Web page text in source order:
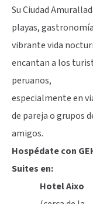
Su Ciudad
playas,
vibrante vida
encantan a los
peruanos,
especialmente en
de pareja o grupos
amigos.
Hospédate con
Suites en:
Hotel Aixo